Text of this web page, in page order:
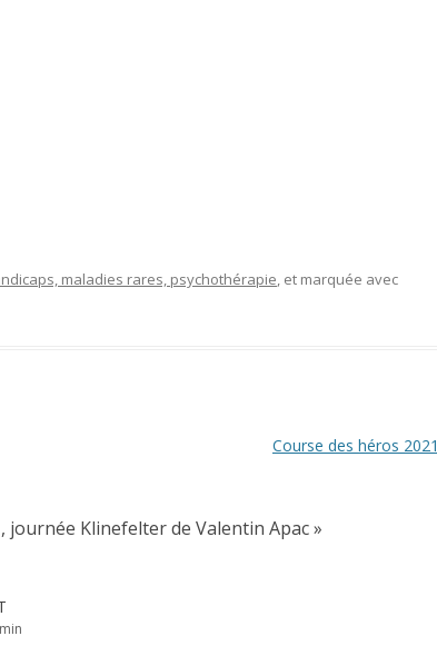
maladies rares, psychothérapie, et marquée avec
Course des héros 2021
journée Klinefelter de Valentin Apac»